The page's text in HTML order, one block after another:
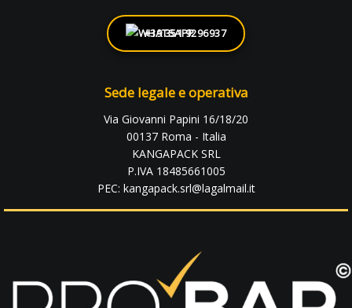
+39 351 9296937
Sede legale e operativa
Via Giovanni Papini 16/18/20
00137 Roma - Italia
KANGAPACK SRL
P.IVA 18485661005
PEC: kangapack.srl@lagalmail.it